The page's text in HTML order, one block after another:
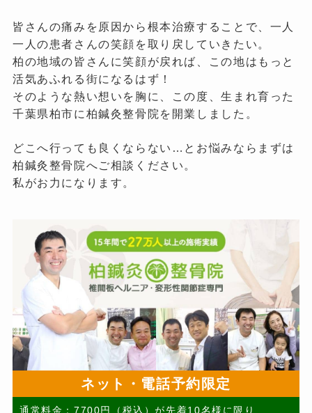
皆さんの痛みを原因から根本治療することで、一人
一人の患者さんの笑顔を取り戻していきたい。
柏の地域の皆さんに笑顔が戻れば、この地はもっと
活気あふれる街になるはず！
そのような熱い想いを胸に、この度、生まれ育った
千葉県柏市に柏鍼灸整骨院を開業しました。
どこへ行っても良くならない…とお悩みならまずは
柏鍼灸整骨院へご相談ください。
私がお力になります。
ネット・電話予約限定
通常料金：7700円（税込）が先着10名様に限り